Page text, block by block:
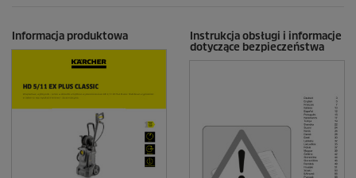
Informacja produktowa
Instrukcja obsługi i informacje
dotyczące bezpieczeństwa